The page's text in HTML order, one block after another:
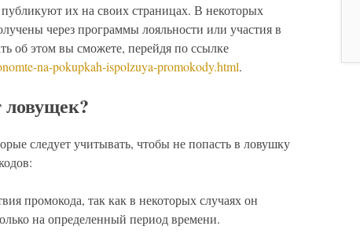
их на своих страницах. В некоторых
через программы лояльности или участия в
об этом вы сможете, перейдя по ссылке
na-pokupkah-ispolzuya-promokody.html.
ловущек?
следует учитывать, чтобы не попасть в ловушку
промокода, так как в некоторых случаях он
на определенный период времени.